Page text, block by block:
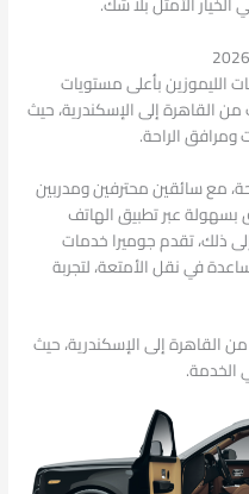
بأعلى مستويات
من القاهرة إلى الإسكندرية، حيث
ومرافق الراحة.
مع سائقين محترفين ومدربين
بسهولة عبر تطبيق الهاتف
إلى ذلك، تقدم جوميرا خدمات
في نقل الأمتعة، لتجربة
من القاهرة إلى الإسكندرية، حيث
الخدمة.